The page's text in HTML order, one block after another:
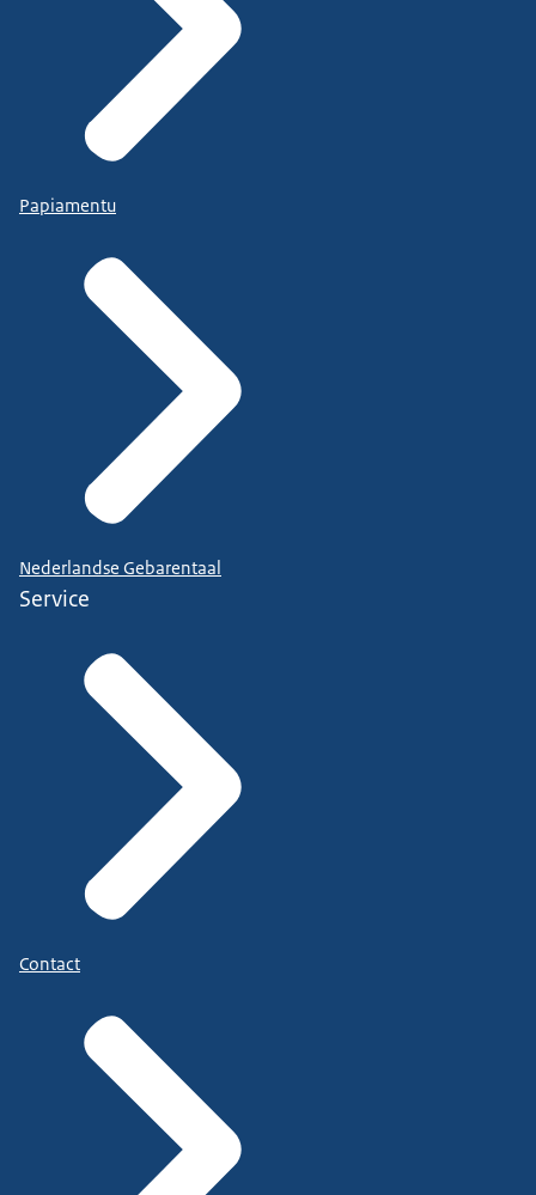
Papiamentu
Nederlandse Gebarentaal
Service
Contact